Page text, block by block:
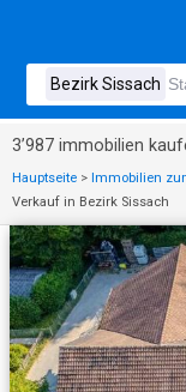
3’987 immobilien
Hauptseite > Immobilien
Verkauf in Bezirk Sissach